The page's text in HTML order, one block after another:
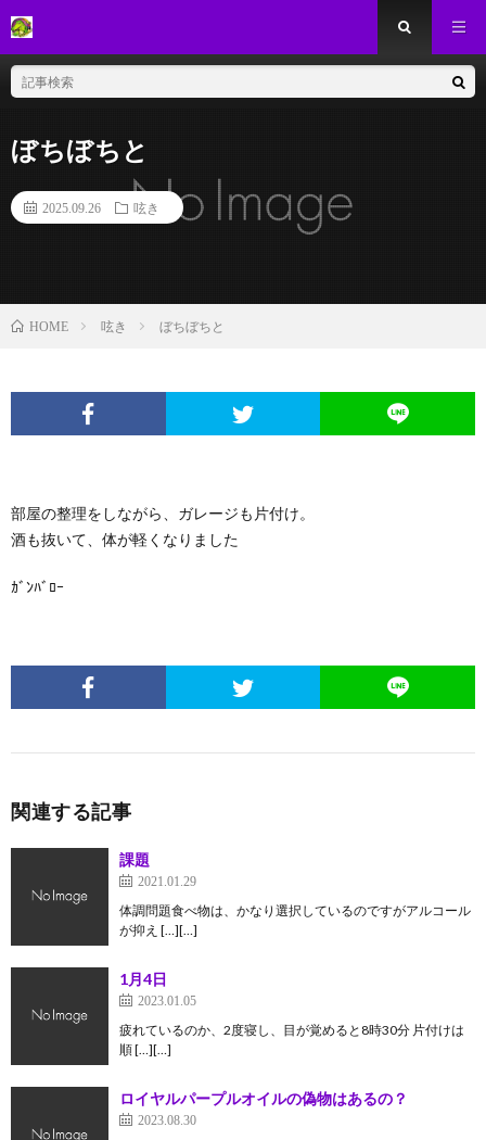
ぼちぼちと
2025.09.26 呟き
HOME 呟き ぼちぼちと
部屋の整理をしながら、ガレージも片付け。
酒も抜いて、体が軽くなりました
ｶﾞﾝﾊﾞﾛｰ
関連する記事
課題
2021.01.29
体調問題食べ物は、かなり選択しているのですがアルコール
が抑え […][…]
1月4日
2023.01.05
疲れているのか、2度寝し、目が覚めると8時30分 片付けは
順 […][…]
ロイヤルパープルオイルの偽物はあるの？
2023.08.30